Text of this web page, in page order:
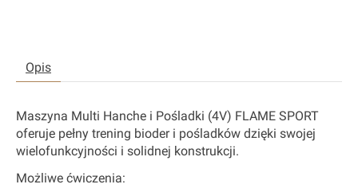
Opis
Maszyna Multi Hanche i Pośladki (4V) FLAME SPORT
oferuje pełny trening bioder i pośladków dzięki swojej
wielofunkcyjności i solidnej konstrukcji.
Możliwe ćwiczenia: